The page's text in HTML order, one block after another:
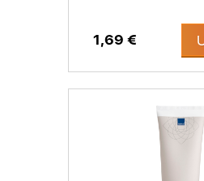
1,69 €